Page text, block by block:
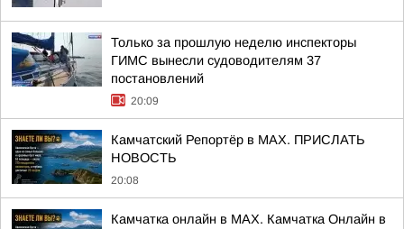
Только за прошлую неделю инспекторы
ГИМС вынесли судоводителям 37
постановлений
20:09
Камчатский Репортёр в MAX. ПРИСЛАТЬ
НОВОСТЬ
20:08
Камчатка онлайн в MAX. Камчатка Онлайн в